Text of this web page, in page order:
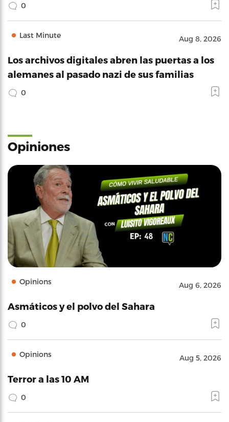
0
Last Minute Aug 8, 2026
Los archivos digitales abren las puertas a los
alemanes al pasado nazi de sus familias
0
Opiniones
Opinions Aug 6, 2026
Asmáticos y el polvo del Sahara
0
Opinions Aug 5, 2026
Terror a las 10 AM
0